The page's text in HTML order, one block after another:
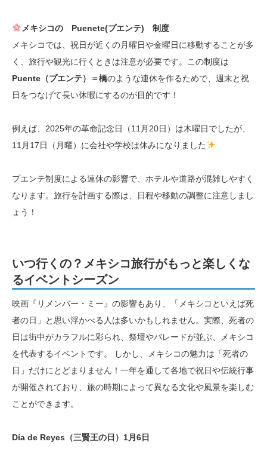
メキシコの Puenete(プエンテ) 制度
メキシコでは、祝日が近くの月曜日や金曜日に移動することが多
く、旅行や観光に行くときは注意が必要です。この制度は
Puente（プエンテ）＝橋のような連休を作るためで、週末と祝
日をつなげて長い休暇にするのが目的です！
例えば、2025年の革命記念日（11月20日）は木曜日でしたが、
11月17日（月曜）に会社や学校は休みになりました
プエンテ制度による連休の影響で、ホテルや道路が混雑しやすく
なります。旅行を計画する際は、日程や移動の調整に注意しまし
ょう！
いつ行くの？メキシコ旅行がもっと楽しくな
るイベントシーズン
映画『リメンバー・ミー』の影響もあり、「メキシコといえば死
者の日」と思い浮かべる人は多いかもしれません。実際、死者の
日は街中がカラフルに彩られ、祭壇やパレードが並ぶ、メキシコ
を代表するイベントです。 しかし、メキシコの魅力は「死者の
日」だけにとどまりません！一年を通して各地で祝日や伝統行事
が開催されており、旅の時期によって異なる文化や風景を楽しむ
ことができます。
Día de Reyes（三賢王の日）1月6日